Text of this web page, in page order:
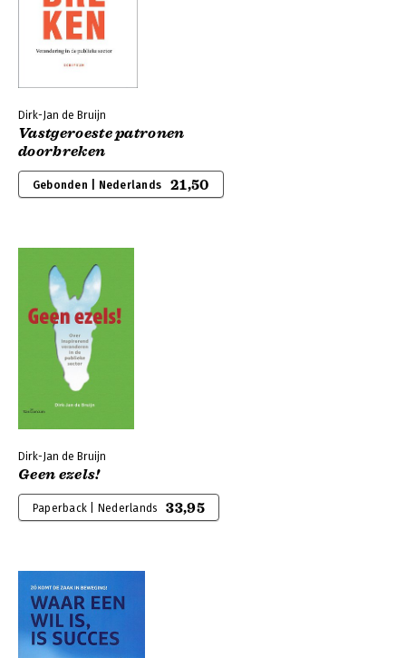
Dirk-Jan de Bruijn
Vastgeroeste patronen
doorbreken
Gebonden | Nederlands 21,50
Dirk-Jan de Bruijn
Geen ezels!
Paperback | Nederlands 33,95